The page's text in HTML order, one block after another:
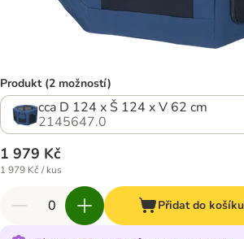
Produkt (2 možností)
cca D 124 x Š 124 x V 62 cm
2145647.0
1 979 Kč
1 979 Kč / kus
Přidat do košíku